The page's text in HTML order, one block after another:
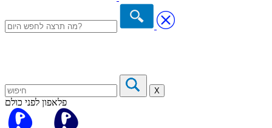
X
פלאפון לפני כולם